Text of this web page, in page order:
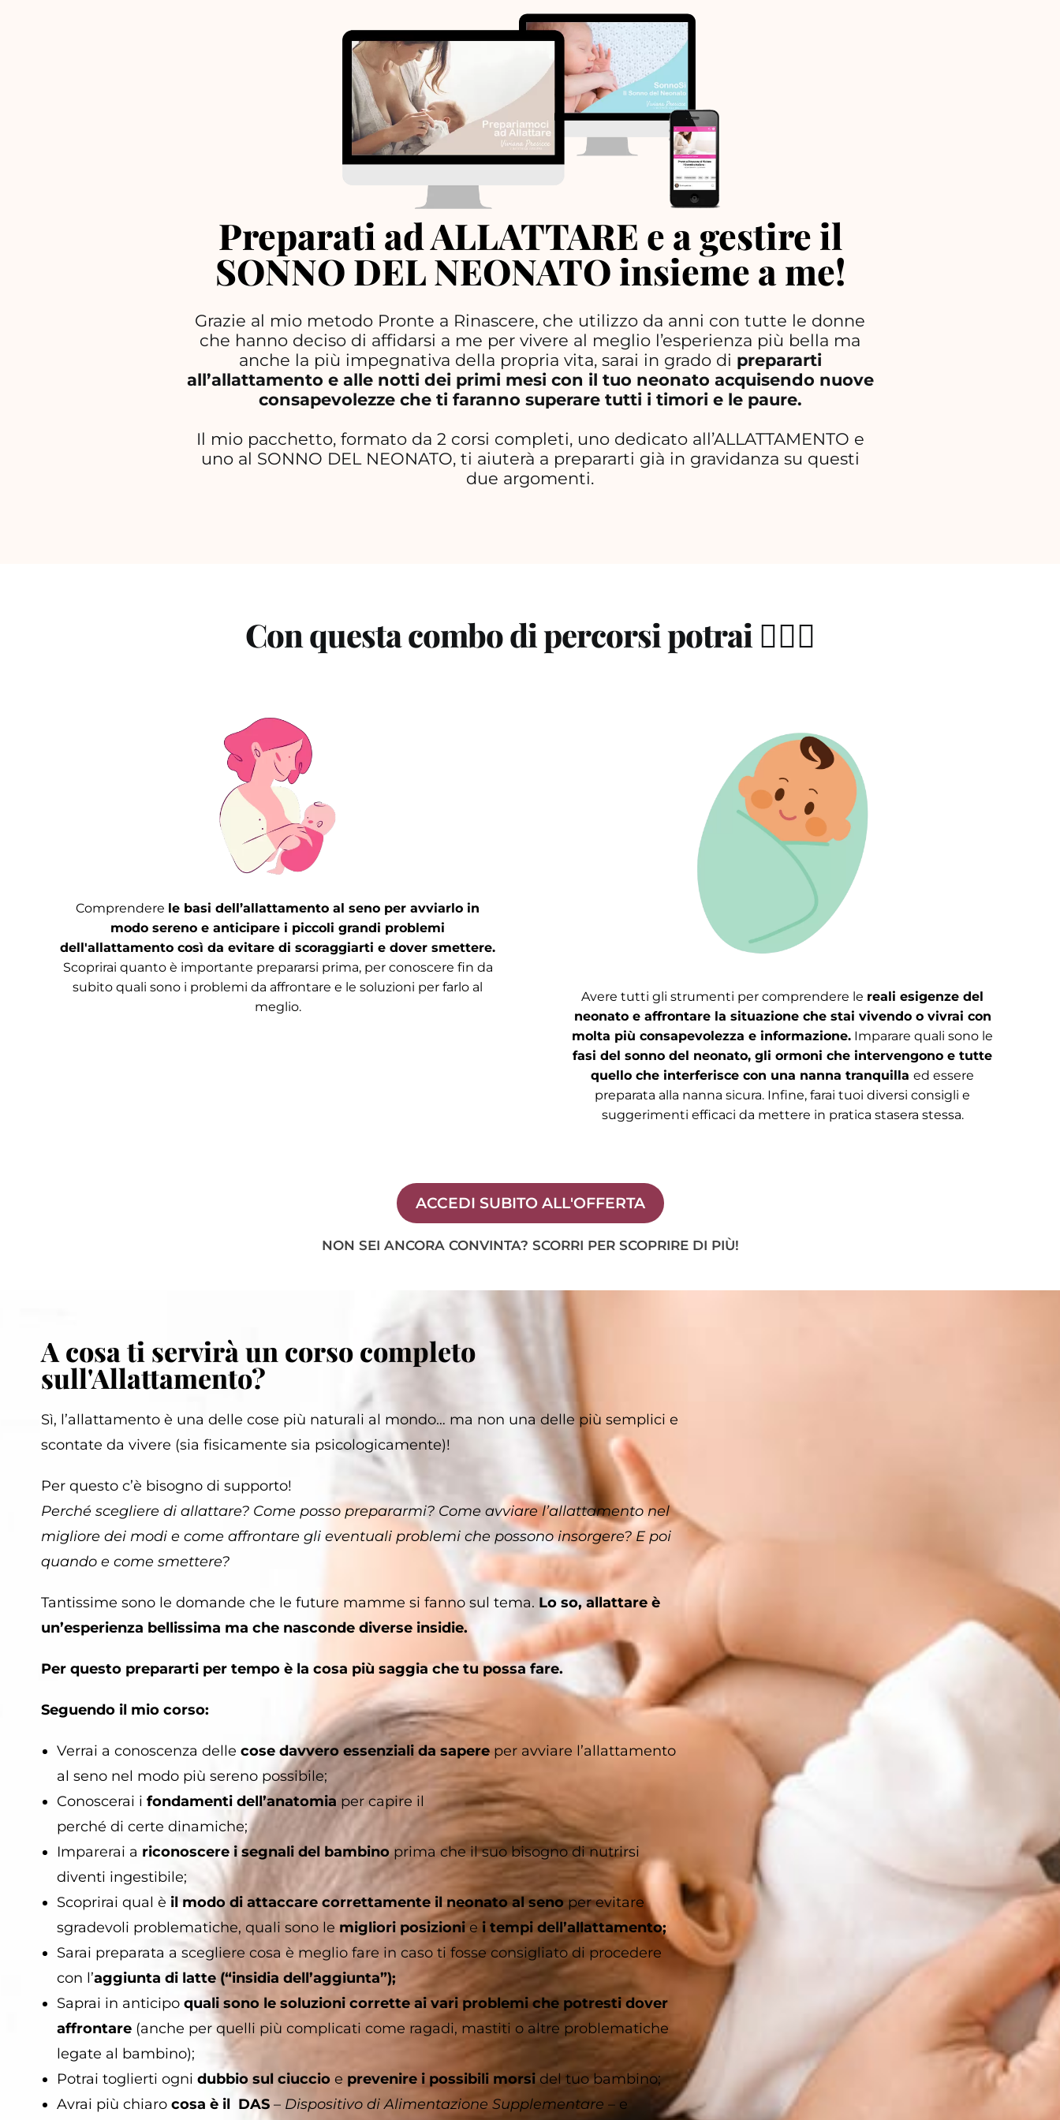
Preparati ad ALLATTARE e a gestire il
SONNO DEL NEONATO insieme a me!
Grazie al mio metodo Pronte a Rinascere, che utilizzo da anni con tutte le donne
che hanno deciso di affidarsi a me per vivere al meglio l’esperienza più bella ma
anche la più impegnativa della propria vita, sarai in grado di prepararti
all’allattamento e alle notti dei primi mesi con il tuo neonato acquisendo nuove
consapevolezze che ti faranno superare tutti i timori e le paure.
Il mio pacchetto, formato da 2 corsi completi, uno dedicato all’ALLATTAMENTO e
uno al SONNO DEL NEONATO, ti aiuterà a prepararti già in gravidanza su questi
due argomenti.
Con questa combo di percorsi potrai 🦹🏻‍♀️
Comprendere le basi dell’allattamento al seno per avviarlo in
modo sereno e anticipare i piccoli grandi problemi
dell'allattamento così da evitare di scoraggiarti e dover smettere.
Scoprirai quanto è importante prepararsi prima, per conoscere fin da
subito quali sono i problemi da affrontare e le soluzioni per farlo al
meglio.
Avere tutti gli strumenti per comprendere le reali esigenze del
neonato e affrontare la situazione che stai vivendo o vivrai con
molta più consapevolezza e informazione. Imparare quali sono le
fasi del sonno del neonato, gli ormoni che intervengono e tutte
quello che interferisce con una nanna tranquilla ed essere
preparata alla nanna sicura. Infine, farai tuoi diversi consigli e
suggerimenti efficaci da mettere in pratica stasera stessa.
ACCEDI SUBITO ALL'OFFERTA
NON SEI ANCORA CONVINTA? SCORRI PER SCOPRIRE DI PIÙ!
A cosa ti servirà un corso completo
sull'Allattamento?
Sì, l’allattamento è una delle cose più naturali al mondo… ma non una delle più semplici e
scontate da vivere (sia fisicamente sia psicologicamente)!
Per questo c’è bisogno di supporto!
Perché scegliere di allattare? Come posso prepararmi? Come avviare l’allattamento nel
migliore dei modi e come affrontare gli eventuali problemi che possono insorgere?E poi
quando e come smettere?
Tantissime sono le domande che le future mamme si fanno sul tema. Lo so, allattare è
un’esperienza bellissima ma che nasconde diverse insidie.
Per questo prepararti per tempo è la cosa più saggia che tu possa fare.
Seguendo il mio corso:
Verrai a conoscenza delle cose davvero essenziali da sapere per avviare l’allattamento
al seno nel modo più sereno possibile;
Conoscerai i fondamenti dell’anatomia per capire il
perché di certe dinamiche;
Imparerai a riconoscere i segnali del bambinoprima che il suo bisogno di nutrirsi
diventi ingestibile;
Scoprirai qual è il modo di attaccare correttamente il neonato al senoper evitare
sgradevoli problematiche, quali sono le migliori posizioni e i tempi dell’allattamento;
Sarai preparata a scegliere cosa è meglio fare in caso ti fosse consigliato di procedere
con l’aggiunta di latte (“insidia dell’aggiunta”);
Saprai in anticipo quali sono le soluzioni corrette ai vari problemi che potresti dover
affrontare (anche per quelli più complicati come ragadi, mastiti o altre problematiche
legate al bambino);
Potrai toglierti ogni dubbio sul ciuccio e prevenire i possibili morsi del tuo bambino;
Avrai più chiaro cosa è il DAS – Dispositivo di Alimentazione Supplementare – e